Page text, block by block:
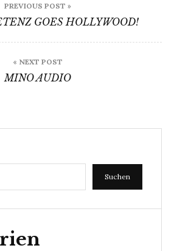
PREVIOUS POST »
GOES HOLLYWOOD!
« NEXT POST
MINO AUDIO
Suchen